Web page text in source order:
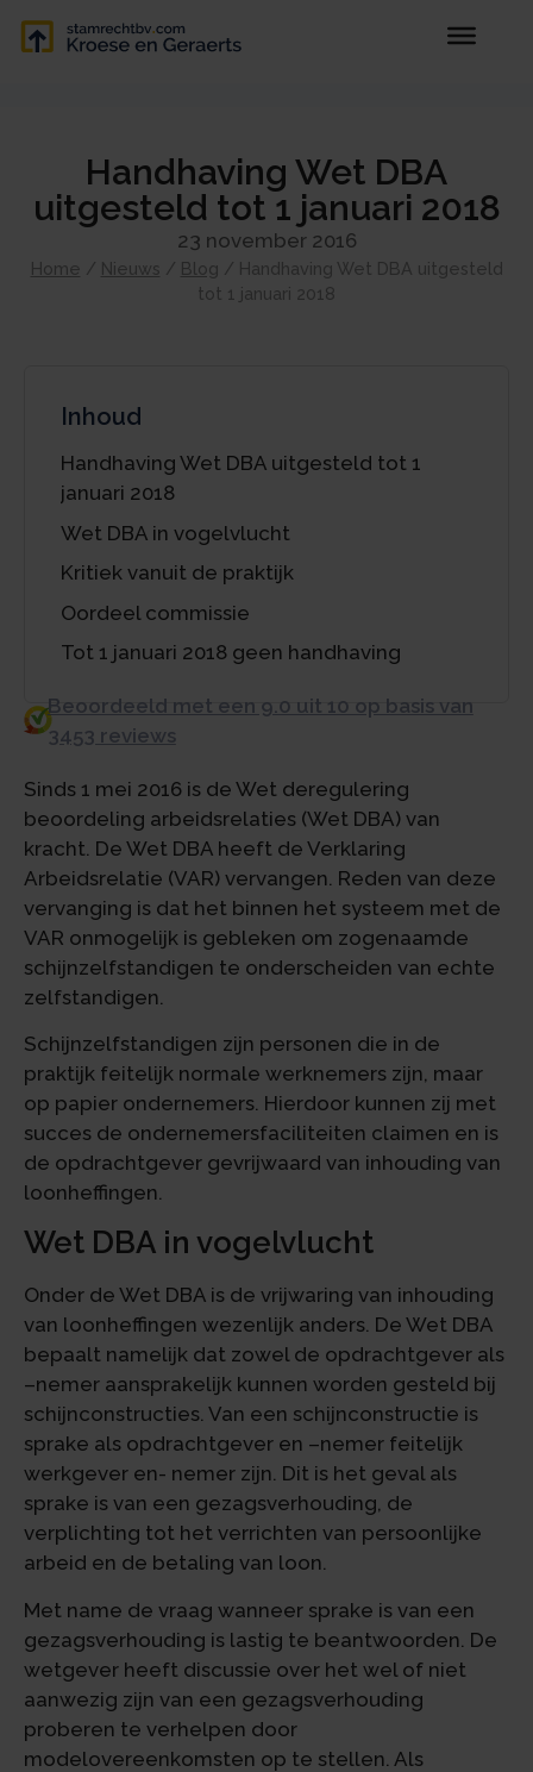
Handhaving Wet DBA
uitgesteld tot 1 januari 2018
23 november 2016
Home / Nieuws / Blog / Handhaving Wet DBA uitgesteld
tot 1 januari 2018
Inhoud
Handhaving Wet DBA uitgesteld tot 1
januari 2018
Wet DBA in vogelvlucht
Kritiek vanuit de praktijk
Oordeel commissie
Tot 1 januari 2018 geen handhaving
Beoordeeld met een 9.0 uit 10 op basis van
3453 reviews
Sinds 1 mei 2016 is de Wet deregulering
beoordeling arbeidsrelaties (Wet DBA) van
kracht. De Wet DBA heeft de Verklaring
Arbeidsrelatie (VAR) vervangen. Reden van deze
vervanging is dat het binnen het systeem met de
VAR onmogelijk is gebleken om zogenaamde
schijnzelfstandigen te onderscheiden van echte
zelfstandigen.
Schijnzelfstandigen zijn personen die in de
praktijk feitelijk normale werknemers zijn, maar
op papier ondernemers. Hierdoor kunnen zij met
succes de ondernemersfaciliteiten claimen en is
de opdrachtgever gevrijwaard van inhouding van
loonheffingen.
Wet DBA in vogelvlucht
Onder de Wet DBA is de vrijwaring van inhouding
van loonheffingen wezenlijk anders. De Wet DBA
bepaalt namelijk dat zowel de opdrachtgever als
–nemer aansprakelijk kunnen worden gesteld bij
schijnconstructies. Van een schijnconstructie is
sprake als opdrachtgever en –nemer feitelijk
werkgever en- nemer zijn. Dit is het geval als
sprake is van een gezagsverhouding, de
verplichting tot het verrichten van persoonlijke
arbeid en de betaling van loon.
Met name de vraag wanneer sprake is van een
gezagsverhouding is lastig te beantwoorden. De
wetgever heeft discussie over het wel of niet
aanwezig zijn van een gezagsverhouding
proberen te verhelpen door
modelovereenkomsten op te stellen. Als